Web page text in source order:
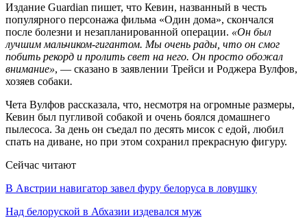
Издание Guardian пишет, что Кевин, названный в честь
популярного персонажа фильма «Один дома», скончался
после болезни и незапланированной операции. «Он был
лучшим мальчиком-гигантом. Мы очень рады, что он смог
побить рекорд и пролить свет на него. Он просто обожал
внимание», — сказано в заявлении Трейси и Роджера Вулфов,
хозяев собаки.
Чета Вулфов рассказала, что, несмотря на огромные размеры,
Кевин был пугливой собакой и очень боялся домашнего
пылесоса. За день он съедал по десять мисок с едой, любил
спать на диване, но при этом сохранил прекрасную фигуру.
Сейчас читают
В Австрии навигатор завел фуру белоруса в ловушку
Над белоруской в Абхазии издевался муж